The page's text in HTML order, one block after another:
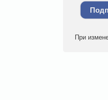
При